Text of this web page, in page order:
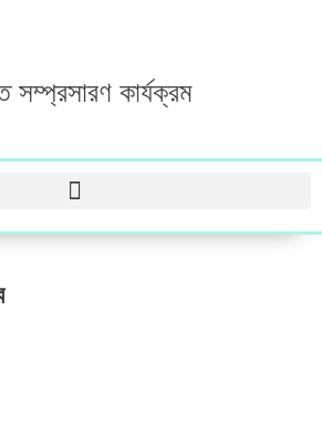
সম্প্রসারণ কার্যক্রম